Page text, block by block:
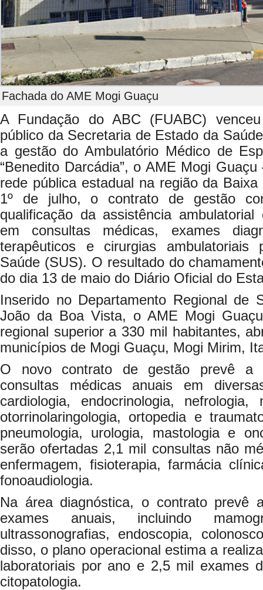
Fachada do AME Mogi Guaçu
A Fundação do ABC (FUABC)
público da Secretaria de Estado da
a gestão do Ambulatório Médico de
“Benedito Darcádia”, o AME Mogi
rede pública estadual na região da
1º de julho, o contrato de gestão
qualificação da assistência
em consultas médicas, exames
terapêuticos e cirurgias
Saúde (SUS). O resultado do
do dia 13 de maio do Diário Oficial do
Inserido no Departamento Regional de
João da Boa Vista, o AME Mogi
regional superior a 330 mil habitantes,
municípios de Mogi Guaçu, Mogi Mirim,
O novo contrato de gestão prevê a
consultas médicas anuais em
cardiologia, endocrinologia, nefrologia,
otorrinolaringologia, ortopedia e
pneumologia, urologia, mastologia e
serão ofertadas 2,1 mil consultas não
enfermagem, fisioterapia, farmácia
fonoaudiologia.
Na área diagnóstica, o contrato prevê
exames anuais, incluindo
ultrassonografias, endoscopia,
disso, o plano operacional estima a
laboratoriais por ano e 2,5 mil exames
citopatologia.